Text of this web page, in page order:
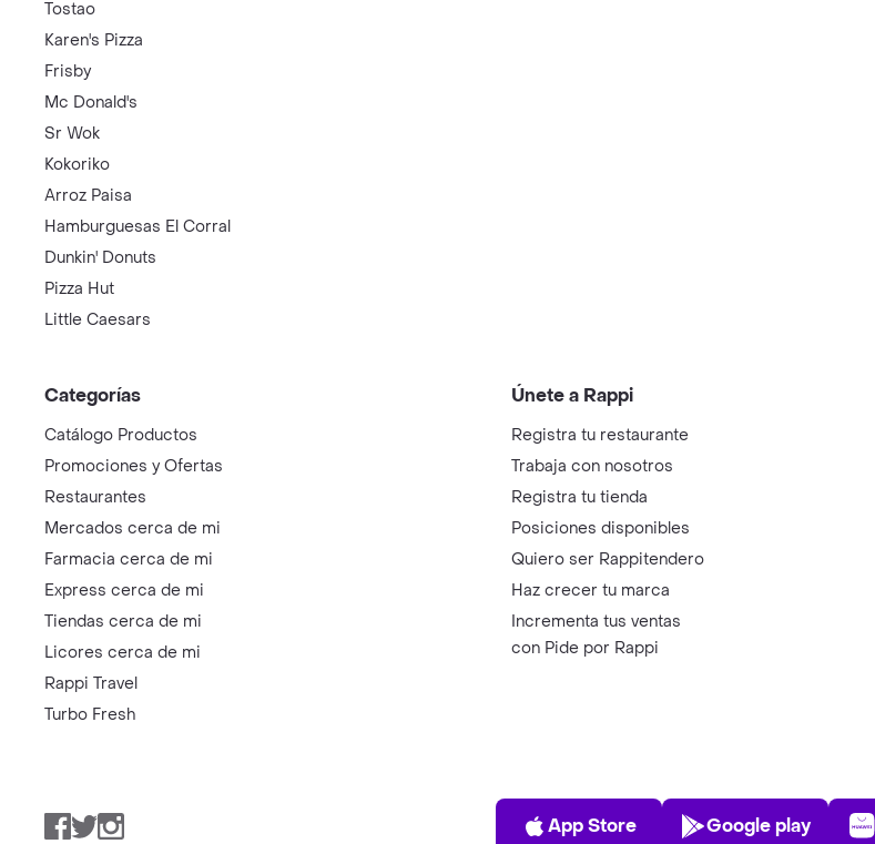
Tostao
Karen's Pizza
Frisby
Mc Donald's
Sr Wok
Kokoriko
Arroz Paisa
Hamburguesas El Corral
Dunkin' Donuts
Pizza Hut
Little Caesars
Categorías
Catálogo Productos
Promociones y Ofertas
Restaurantes
Mercados cerca de mi
Farmacia cerca de mi
Express cerca de mi
Tiendas cerca de mi
Licores cerca de mi
Rappi Travel
Turbo Fresh
Únete a Rappi
Registra tu restaurante
Trabaja con nosotros
Registra tu tienda
Posiciones disponibles
Quiero ser Rappitendero
Haz crecer tu marca
Incrementa tus ventas
con Pide por Rappi
Facebook
TwitterInstagram
App Store
App Store
Play Store
Google play